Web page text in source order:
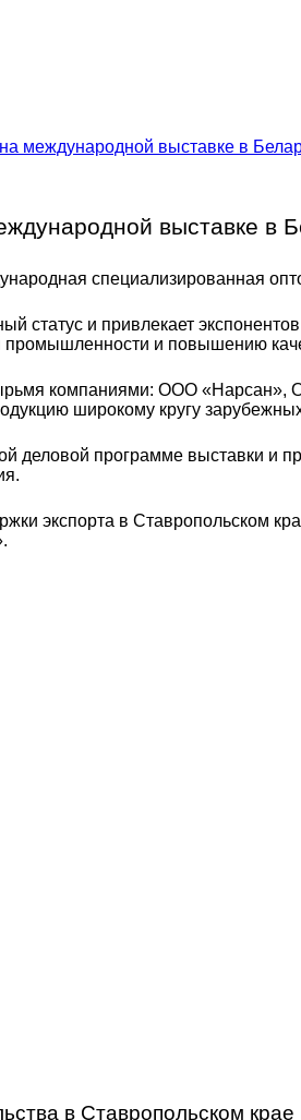
международной выставке в
выставке в
специализированная
статус и привлекает
промышленности и повышению
компаниями: ООО
широкому кругу
деловой программе выставки и
экспорта в Ставропольском
в Ставропольском крае